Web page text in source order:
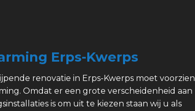
Erps-Kwerps
renovatie in Erps-Kwerps moet voorzien
Omdat er een grote verscheidenheid aan
is om uit te kiezen staan wij u als